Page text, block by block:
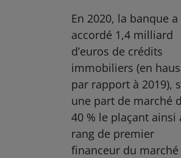
En 2020, la banque a
accordé 1,4 milliard
d’euros de crédits
immobiliers (en
par rapport à 2019),
une part de marché
40 % le plaçant ainsi
rang de premier
financeur du marché